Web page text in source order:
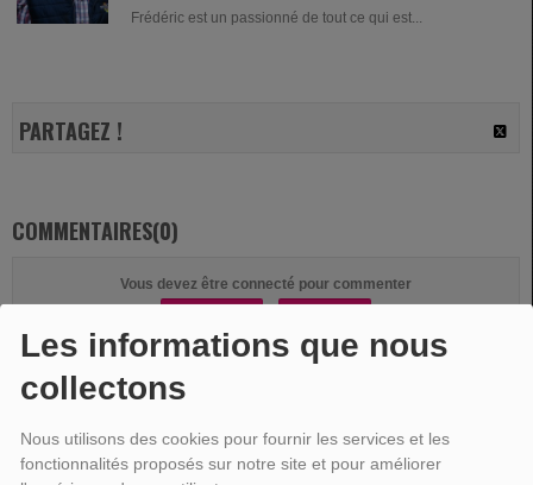
Les informations que nous
collectons
Nous utilisons des cookies pour fournir les services et les
fonctionnalités proposés sur notre site et pour améliorer
Frédéric est un passionné de tout ce qui est...
PARTAGEZ !
COMMENTAIRES(0)
Vous devez être connecté pour commenter